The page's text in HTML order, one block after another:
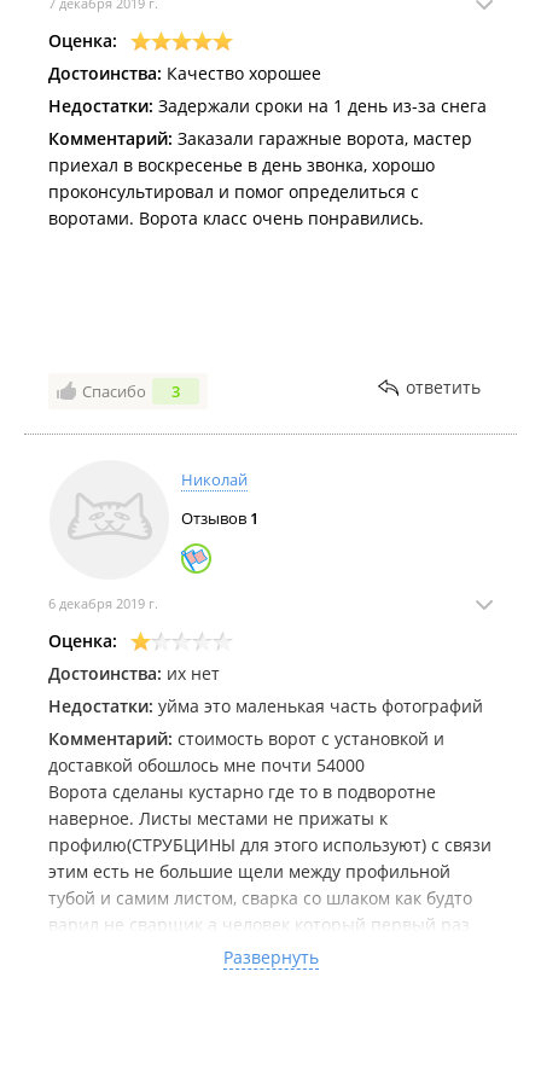
Оценка:
Достоинства: Качество хорошее
Недостатки: Задержали сроки на 1 день из-за снега
Комментарий: Заказали гаражные ворота, мастер
приехал в воскресенье в день звонка, хорошо
проконсультировал и помог определиться с
воротами. Ворота класс очень понравились.
Спасибо 3 ответить
Николай
Отзывов 1
6 декабря 2019 г.
Оценка:
Достоинства: их нет
Недостатки: уйма это маленькая часть фотографий
Комментарий: стоимость ворот с установкой и
доставкой обошлось мне почти 54000
Ворота сделаны кустарно где то в подворотне
наверное. Листы местами не прижаты к
профилю(СТРУБЦИНЫ для этого используют) с связи
этим есть не большие щели между профильной
тубой и самим листом, сварка со шлаком как будто
варил не сварщик а человек который первый раз
сварку взял в руки местами не проварено потом
просто залито краской,выпил калитки происходил
Развернуть